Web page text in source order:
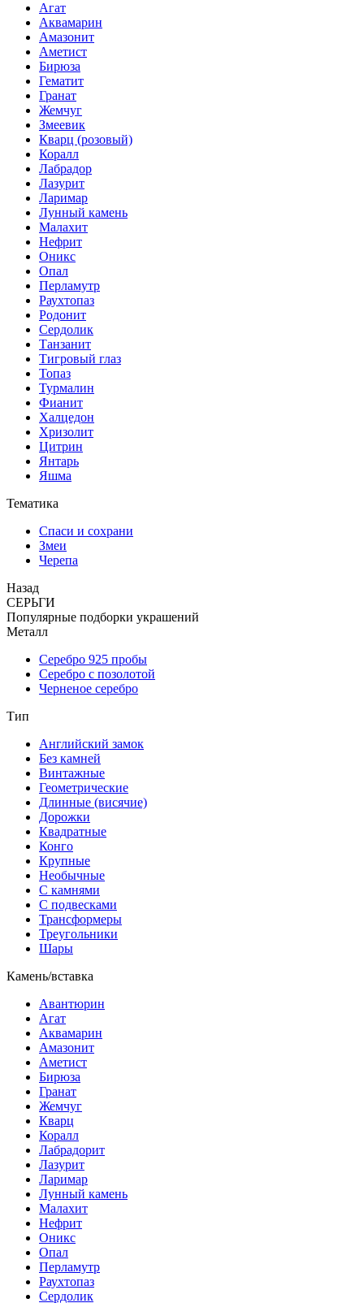
Агат
Аквамарин
Амазонит
Аметист
Бирюза
Гематит
Гранат
Жемчуг
Змеевик
Кварц (розовый)
Коралл
Лабрадор
Лазурит
Ларимар
Лунный камень
Малахит
Нефрит
Оникс
Опал
Перламутр
Раухтопаз
Родонит
Сердолик
Танзанит
Тигровый глаз
Топаз
Турмалин
Фианит
Халцедон
Хризолит
Цитрин
Янтарь
Яшма
Тематика
Спаси и сохрани
Змеи
Черепа
Назад
СЕРЬГИ
Популярные подборки украшений
Металл
Серебро 925 пробы
Серебро с позолотой
Черненое серебро
Тип
Английский замок
Без камней
Винтажные
Геометрические
Длинные (висячие)
Дорожки
Квадратные
Конго
Крупные
Необычные
С камнями
С подвесками
Трансформеры
Треугольники
Шары
Камень/вставка
Авантюрин
Агат
Аквамарин
Амазонит
Аметист
Бирюза
Гранат
Жемчуг
Кварц
Коралл
Лабрадорит
Лазурит
Ларимар
Лунный камень
Малахит
Нефрит
Оникс
Опал
Перламутр
Раухтопаз
Сердолик